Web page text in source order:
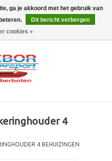
0 Artikelen - €0,00
4
4 BEHUIZINGEN
ga je akkoord met het gebruik van
Dit bericht verbergen
cookies »